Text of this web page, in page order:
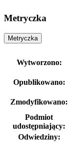
Metryczka
Metryczka
Wytworzono:
Opublikowano:
Zmodyfikowano:
Podmiot
udostępniający:
Odwiedziny: